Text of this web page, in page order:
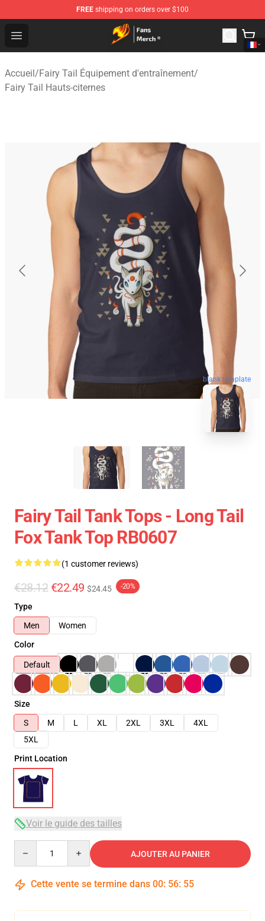
FREE shipping on orders over $100
Open menu
Fairy Tail Store - Official Fairy Tail Merchandise Shop
Accueil/Fairy Tail Équipement d'entraînement/
Fairy Tail Hauts-citernes
blank template
Fairy Tail Tank Tops - Long Tail
Fox Tank Top RB0607
(1 customer reviews)
€28.12 €22.49 $24.45 -20%
Type
Men
Women
Color
Default
Size
S
M L XL 2XL 3XL
4XL
5XL
Print Location
Voir le guide des tailles
AJOUTER AU PANIER
Cette vente se termine dans 00: 56: 54